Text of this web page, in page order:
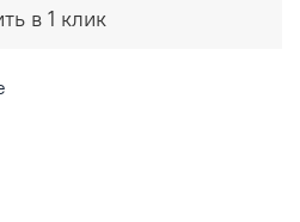
в 1 клик